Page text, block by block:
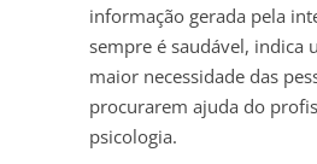
informação gerada pela
sempre é saudável, indica
maior necessidade das
procurarem ajuda do
psicologia.